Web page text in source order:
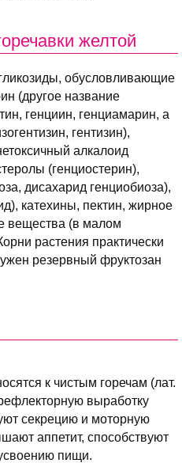
желтой
обусловливающие
(другое название
генциин, генциамарин, а
гентизин),
алкалоид
(генциостерин),
дисахарид генциобиоза),
катехины, пектин, жирное
вещества (в малом
растения практически
резервный фруктозан
к чистым горечам (лат.
выработку
секрецию и моторную
аппетит, способствуют
пищи.